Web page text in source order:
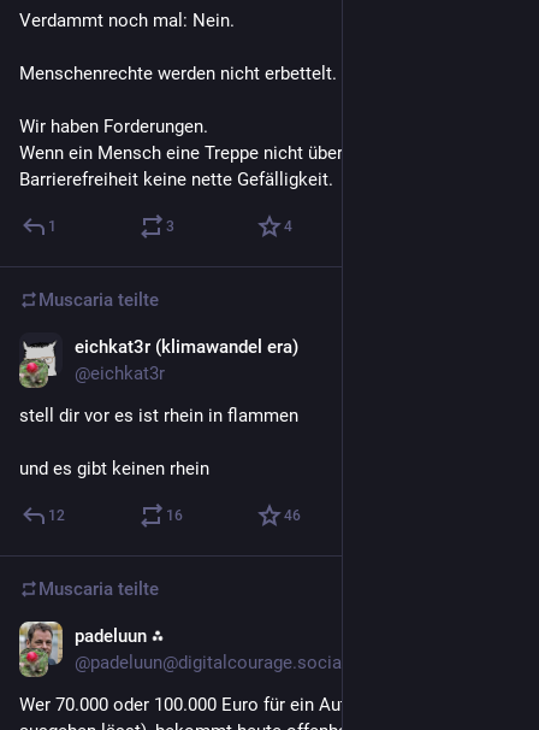
Verdammt noch mal: Nein.
Menschenrechte werden nicht erbettelt.
Wir haben Forderungen.
Wenn ein Mensch eine Treppe nicht überwinden kann, dann ist
Barrierefreiheit keine nette Gefälligkeit.
1 3 4
Muscaria teilte
eichkat3r (klimawandel era)
@eichkat3r
stell dir vor es ist rhein in flammen
und es gibt keinen rhein
12 16 46
Muscaria teilte
padeluun ⁂
@padeluun@digitalcourage.social
Wer 70.000 oder 100.000 Euro für ein Auto ausgibt (oder